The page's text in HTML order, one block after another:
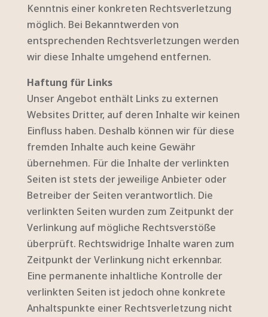
Kenntnis einer konkreten Rechtsverletzung
möglich. Bei Bekanntwerden von
entsprechenden Rechtsverletzungen werden
wir diese Inhalte umgehend entfernen.
Haftung für Links
Unser Angebot enthält Links zu externen
Websites Dritter, auf deren Inhalte wir keinen
Einfluss haben. Deshalb können wir für diese
fremden Inhalte auch keine Gewähr
übernehmen. Für die Inhalte der verlinkten
Seiten ist stets der jeweilige Anbieter oder
Betreiber der Seiten verantwortlich. Die
verlinkten Seiten wurden zum Zeitpunkt der
Verlinkung auf mögliche Rechtsverstöße
überprüft. Rechtswidrige Inhalte waren zum
Zeitpunkt der Verlinkung nicht erkennbar.
Eine permanente inhaltliche Kontrolle der
verlinkten Seiten ist jedoch ohne konkrete
Anhaltspunkte einer Rechtsverletzung nicht